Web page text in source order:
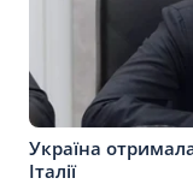
Україна
Італії